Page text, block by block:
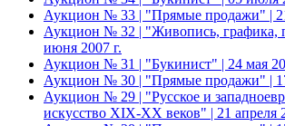
Аукцион № 33 | "Прямые продажи" |
Аукцион № 32 | "Живопись, графика,
июня 2007 г.
Аукцион № 31 | "Букинист" | 24 мая
Аукцион № 30 | "Прямые продажи" |
Аукцион № 29 | "Русское и
искусство XIX-XX веков" | 21 апреля